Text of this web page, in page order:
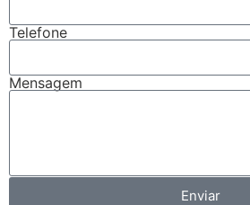
Telefone
Mensagem
Enviar